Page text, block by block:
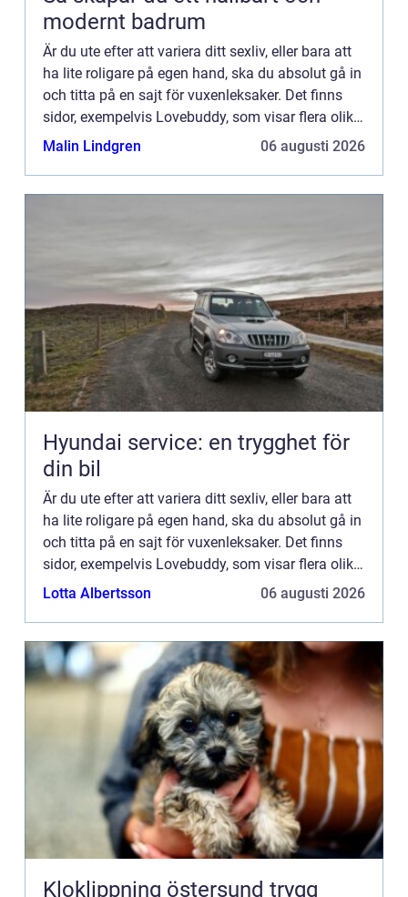
modernt badrum
Är du ute efter att variera ditt sexliv, eller bara att
ha lite roligare på egen hand, ska du absolut gå in
och titta på en sajt för vuxenleksaker. Det finns
sidor, exempelvis Lovebuddy, som visar flera olika
modeller av s...
Malin Lindgren 06 augusti 2026
Hyundai service: en trygghet för
din bil
Är du ute efter att variera ditt sexliv, eller bara att
ha lite roligare på egen hand, ska du absolut gå in
och titta på en sajt för vuxenleksaker. Det finns
sidor, exempelvis Lovebuddy, som visar flera olika
modeller av s...
Lotta Albertsson 06 augusti 2026
Kloklippning östersund trygg